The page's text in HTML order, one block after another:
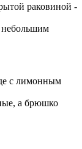
раковиной -
с лимонным
а брюшко